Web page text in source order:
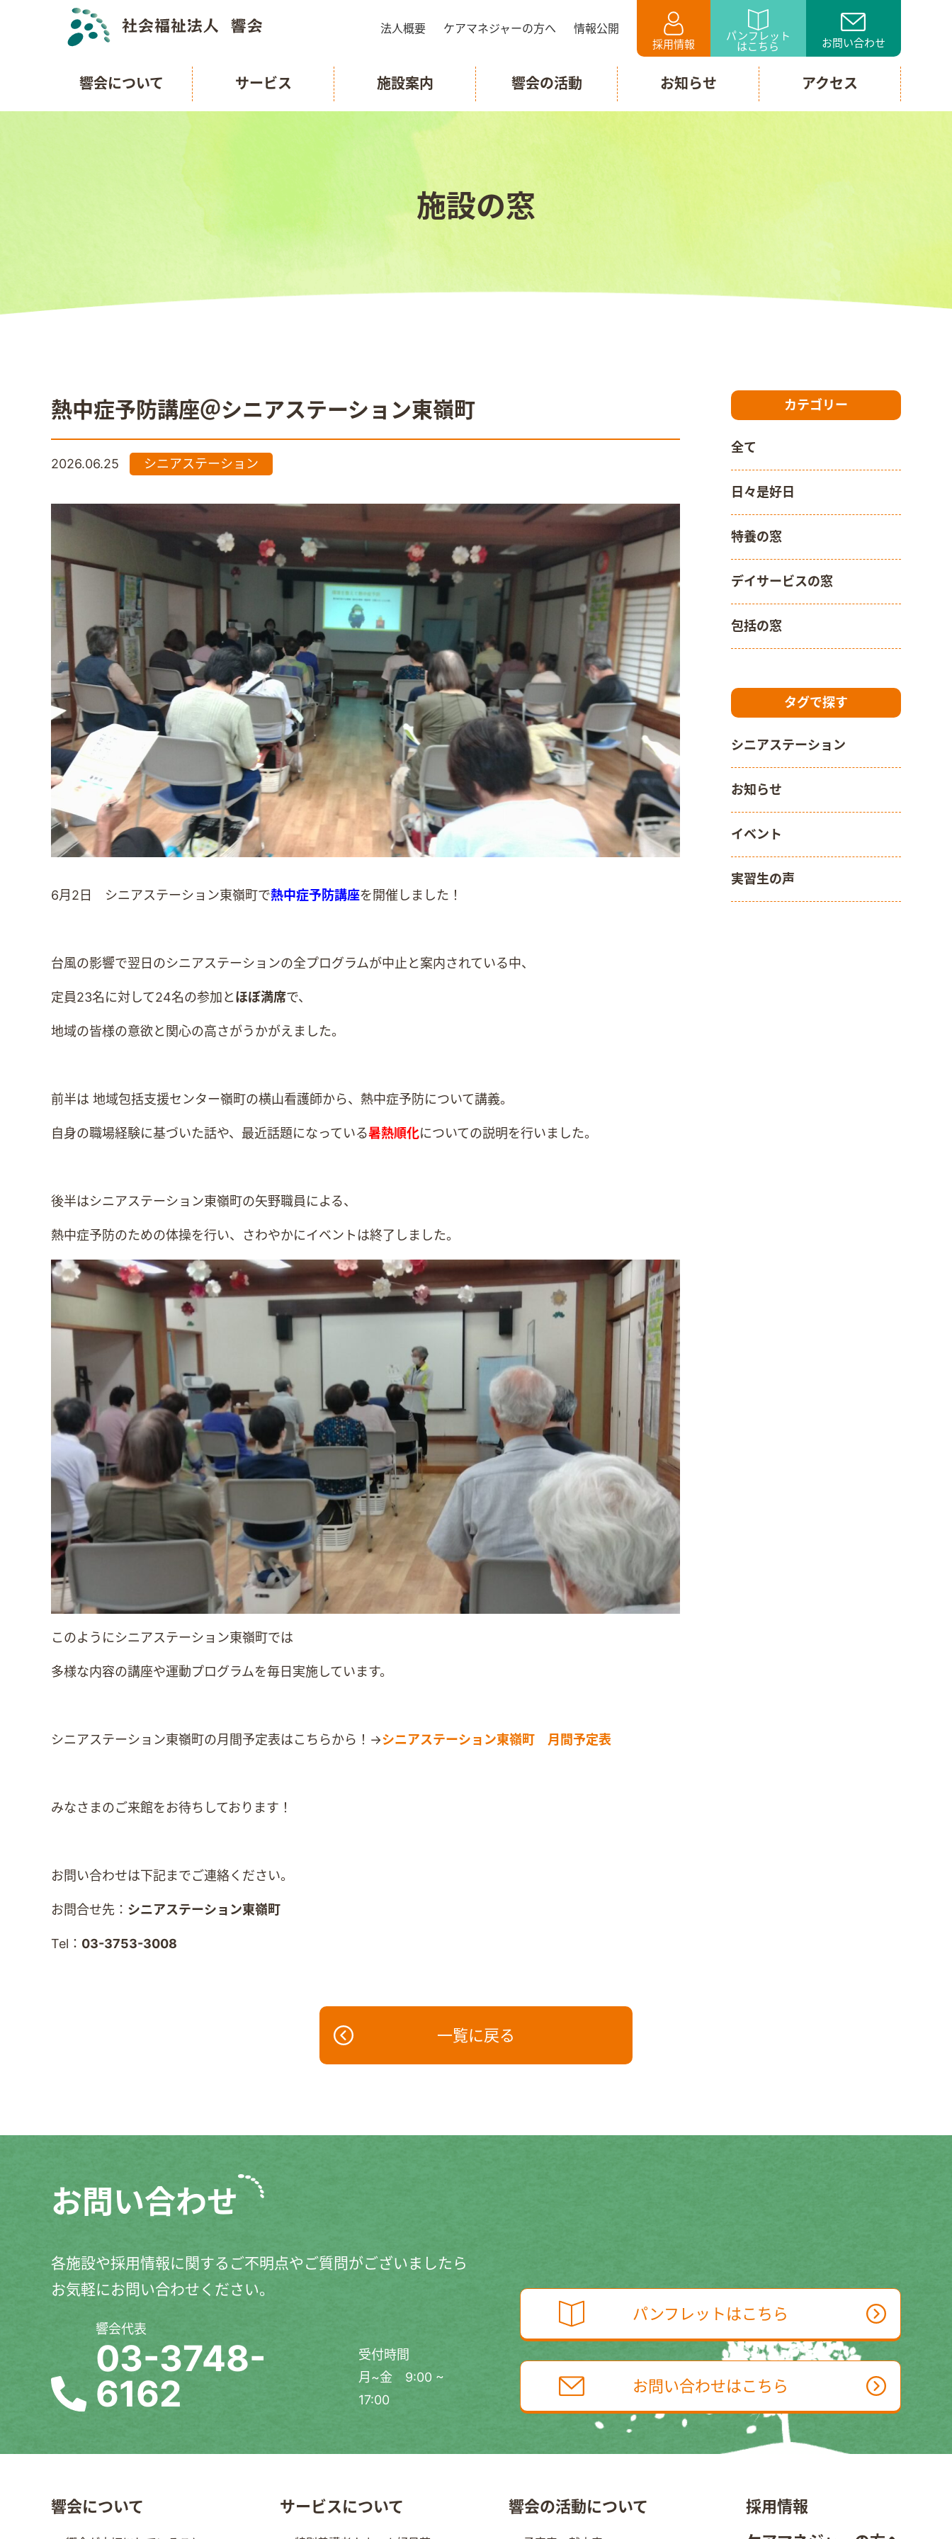
法人概要 ケアマネジャーの方へ 情報公開
採用情報
パンフレット
はこちら お問い合わせ
響会について サービス 施設案内 響会の活動 お知らせ アクセス
施設の窓
熱中症予防講座＠シニアステーション東嶺町
2026.06.25 シニアステーション
6月2日 シニアステーション東嶺町で熱中症予防講座を開催しました！
台風の影響で翌日のシニアステーションの全プログラムが中止と案内されている中、
定員23名に対して24名の参加とほぼ満席で、
地域の皆様の意欲と関心の高さがうかがえました。
前半は 地域包括支援センター嶺町の横山看護師から、熱中症予防について講義。
自身の職場経験に基づいた話や、最近話題になっている暑熱順化についての説明を行いました。
後半はシニアステーション東嶺町の矢野職員による、
熱中症予防のための体操を行い、さわやかにイベントは終了しました。
このようにシニアステーション東嶺町では
多様な内容の講座や運動プログラムを毎日実施しています。
シニアステーション東嶺町の月間予定表はこちらから！→シニアステーション東嶺町 月間予定表
みなさまのご来館をお待ちしております！
お問い合わせは下記までご連絡ください。
お問合せ先： シニアステーション東嶺町
Tel： 03-3753-3008
カテゴリー
全て
日々是好日
特養の窓
デイサービスの窓
包括の窓
タグで探す
シニアステーション
お知らせ
イベント
実習生の声
一覧に戻る
お問い合わせ
各施設や採用情報に関するご不明点やご質問がございましたら
お気軽にお問い合わせください。
響会代表
03-3748-
6162
受付時間
月~金 9:00 ~
17:00
パンフレットはこちら
お問い合わせはこちら
響会について サービスについて 響会の活動について
採用情報